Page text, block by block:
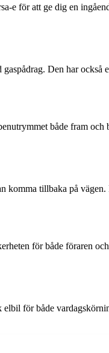
e för att ge dig en
Den har också
både fram och
komma tillbaka på vägen.
för både föraren
för både